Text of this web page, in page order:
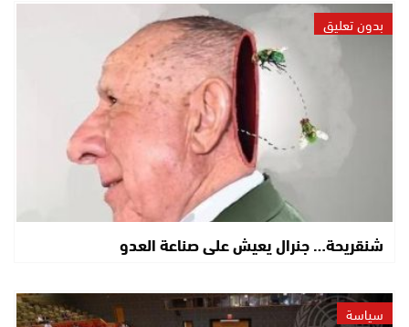
بدون تعليق
شنقريحة… جنرال يعيش على صناعة العدو
سياسة